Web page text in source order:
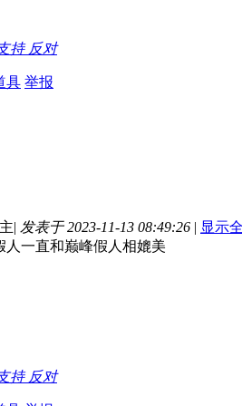
持 反对
具 举报
| 发表于 2023-11-13 08:49:26 | 显示
人一直和巅峰假人相媲美
持 反对